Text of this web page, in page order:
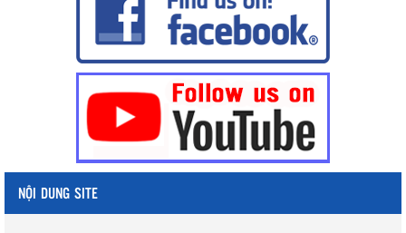
NỘI DUNG SITE